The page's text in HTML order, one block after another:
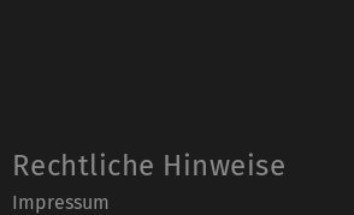
Rechtliche Hinweise
Impressum